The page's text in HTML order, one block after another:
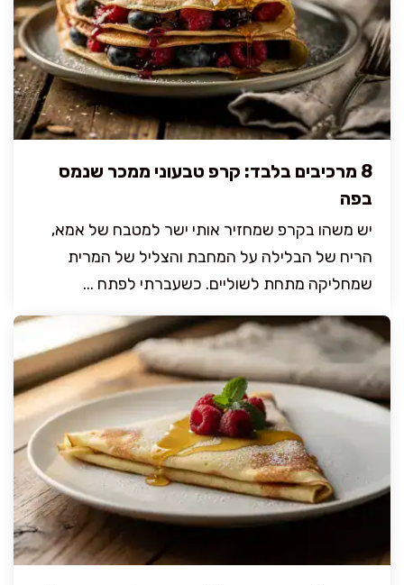
8 מרכיבים בלבד: קרפ טבעוני ממכר שנמס
בפה
יש משהו בקרפ שמחזיר אותי ישר למטבח של אמא,
הריח של הבלילה על המחבת והצליל של המרית
שמחליקה מתחת לשוליים. כשעברתי לפתח ...